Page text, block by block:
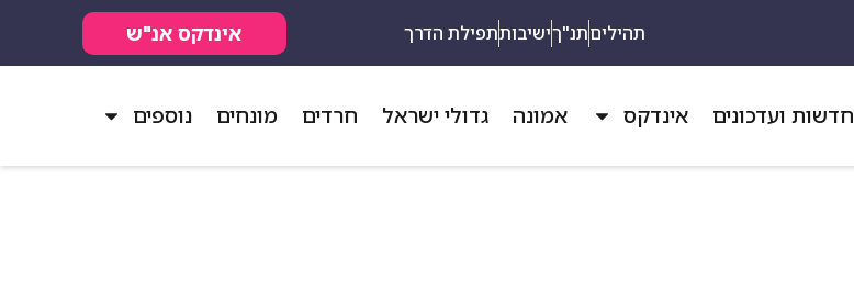
תהיליםתנ"ךישיבותתפילת הדרך אינדקס אנ"ש
חדשות ועדכונים אינדקס אמונה גדולי ישראל חרדים מונחים נוספים